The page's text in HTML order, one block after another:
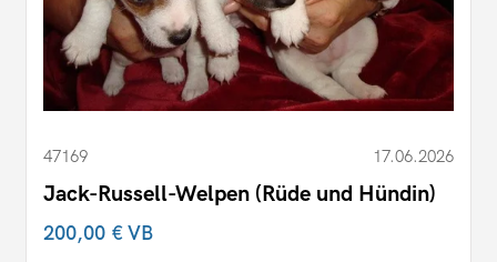
47169 17.06.2026
Jack-Russell-Welpen (Rüde und Hündin)
200,00 €VB